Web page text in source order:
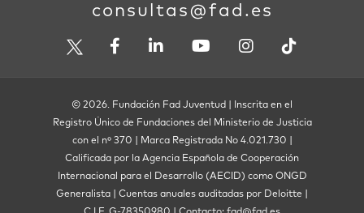
consultas@fad.es
© 2026. Fundación Fad Juventud | Inscrita en el
Registro Único de Fundaciones del Ministerio de Justicia
con el nº 370 | Marca Registrada No 4.021.730 |
Calificada por la Agencia Española de Cooperación
Internacional para el Desarrollo (AECID) como ONGD
Generalista | Cuentas anuales auditadas por Deloitte |